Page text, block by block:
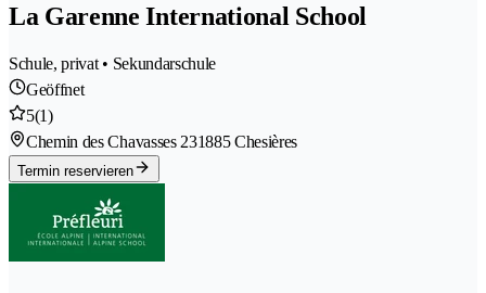
La Garenne International School
Schule, privat • Sekundarschule
Geöffnet
5(1)
Chemin des Chavasses 231885 Chesières
Termin reservieren